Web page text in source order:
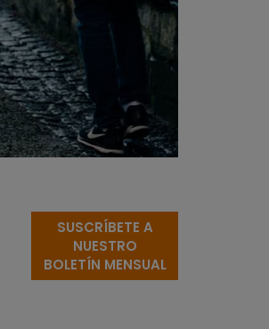
SUSCRÍBETE A
NUESTRO
BOLETÍN MENSUAL